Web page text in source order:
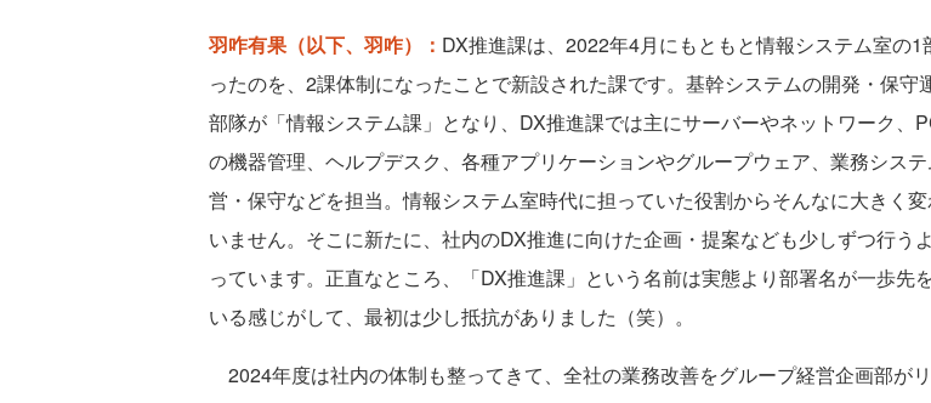
羽咋有果（以下、羽咋）： DX推進課は、2022年4月にもともと情報システム室の1
ったのを、2課体制になったことで新設された課です。基幹システムの開発・保守
部隊が「情報システム課」となり、DX推進課では主にサーバーやネットワーク、
の機器管理、ヘルプデスク、各種アプリケーションやグループウェア、業務シス
営・保守などを担当。情報システム室時代に担っていた役割からそんなに大きく変
いません。そこに新たに、社内のDX推進に向けた企画・提案なども少しずつ行う
っています。正直なところ、「DX推進課」という名前は実態より部署名が一歩先
いる感じがして、最初は少し抵抗がありました（笑）。
2024年度は社内の体制も整ってきて、全社の業務改善をグループ経営企画部が